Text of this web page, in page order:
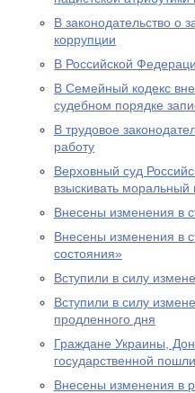
В законодательство о
коррупции
В Российской
В Семейный кодекс
судебном порядке
В трудовое
работу
Верховный суд
взыскивать
Внесены изменения в
Внесены изменения в
состояния»
Вступили в силу
Вступили в силу
продленного дня
Граждане Украины,
государственной
Внесены изменения в